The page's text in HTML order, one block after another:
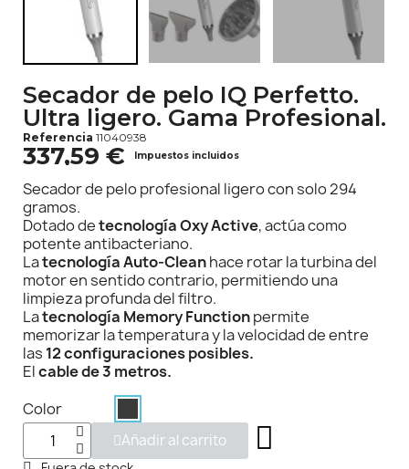
Secador de pelo IQ Perfetto.
Ultra ligero. Gama Profesional.
Referencia 11040938
337,59 € Impuestos incluidos
Secador de pelo profesional ligero con solo 294
gramos.
Dotado detecnología Oxy Active, actúa como
potente antibacteriano.
Latecnología Auto-Cleanhace rotar la turbina del
motor en sentido contrario, permitiendo una
limpieza profunda del filtro.
Latecnología Memory Functionpermite
memorizar la temperatura y la velocidad de entre
las 12 configuraciones posibles.
Elcable de 3 metros.
Color
Añadir al carrito